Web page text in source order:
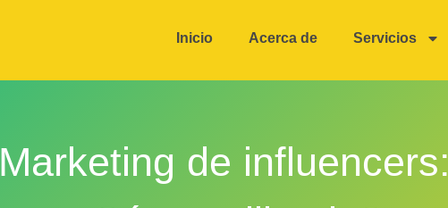
Inicio Acerca de Servicios
Marketing de influencers: